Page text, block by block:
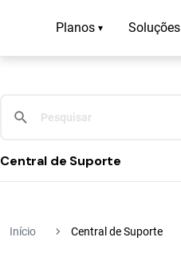
Planos ▾ Soluções
Central de Suporte
Início navigate_next Central de Suporte